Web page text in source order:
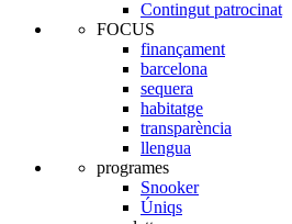
Contingut patrocinat
FOCUS
finançament
barcelona
sequera
habitatge
transparència
llengua
programes
Snooker
Úniqs